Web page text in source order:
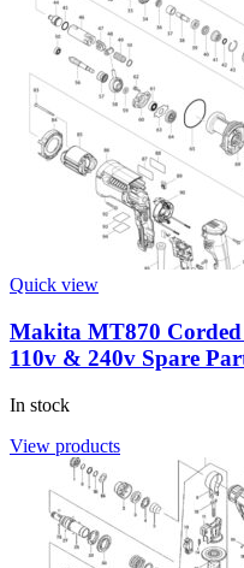
Quick view
Makita MT870
110v & 240v Spare
In stock
View products